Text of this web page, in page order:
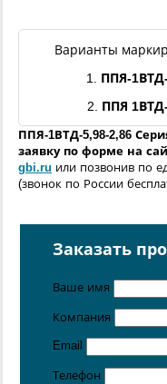
Варианты
1. ППЯ-1ВТД
2.
ППЯ 1ВТД
ППЯ-1ВТД-5,98-2,86
заявку по форме на
gbi.ru или позвонив по
(звонок по России
Поставка
Хабаровске
Цена от 5 руб. / кг
Заказать
Ваше имя
Компания
Email
Телефон